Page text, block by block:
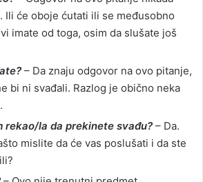
Ili će oboje ćutati ili se međusobno
imate od toga, osim da slušate još
– Da znaju odgovor na ovo pitanje,
bi ni svađali. Razlog je obično neka
rekao/la da prekinete svađu? – Da.
mislite da će vas poslušati i da ste